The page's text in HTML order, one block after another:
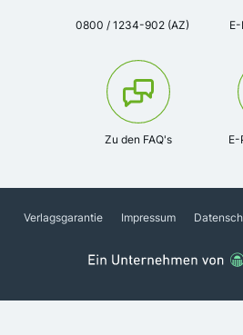
0800 / 1234-902 (AZ)
Zu den FAQ's E-
Verlagsgarantie Impressum